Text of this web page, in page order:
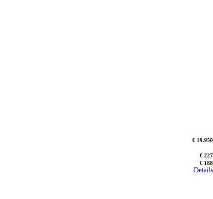
€ 19.950
€ 227
€ 188
Details